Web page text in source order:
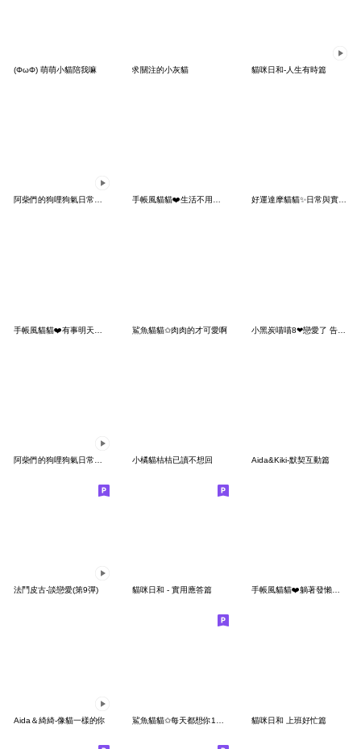
(ΦωΦ) 萌萌小貓陪我嘛 求關注的小灰貓 貓咪日和-人生有時篇
阿柴們的狗哩狗氣日常第九彈 手帳風貓貓❤️生活不用太努力 好運達摩貓貓✨日常與實用問候
鯊魚貓貓✩肉肉的才可愛啊 小黑炭喵喵8❤戀愛了 告白成功
小橘貓桔桔已讀不想回 Aida&Kiki-默契互動篇
法鬥皮古-談戀愛(第9彈) 貓咪日和 - 實用應答篇 手帳風貓貓❤️躺著發懶真是爽
Aida＆綺綺-像貓一樣的你 貓咪日和 上班好忙篇